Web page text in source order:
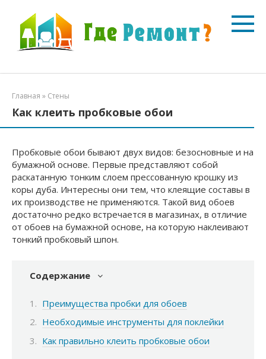
контенту
Главная » Стены
Как клеить пробковые обои
Пробковые обои бывают двух видов: безосновные и на
бумажной основе. Первые представляют собой
раскатанную тонким слоем прессованную крошку из
коры дуба. Интересны они тем, что клеящие составы в
их производстве не применяются. Такой вид обоев
достаточно редко встречается в магазинах, в отличие
от обоев на бумажной основе, на которую наклеивают
тонкий пробковый шпон.
Содержание
Преимущества пробки для обоев
Необходимые инструменты для поклейки
Как правильно клеить пробковые обои